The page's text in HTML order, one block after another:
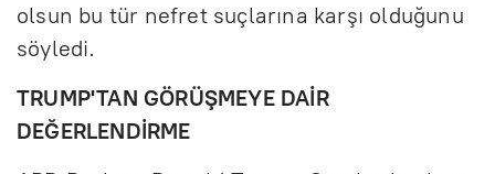
olsun bu tür nefret suçlarına karşı olduğunu
söyledi.
TRUMP'TAN GÖRÜŞMEYE DAİR
DEĞERLENDİRME